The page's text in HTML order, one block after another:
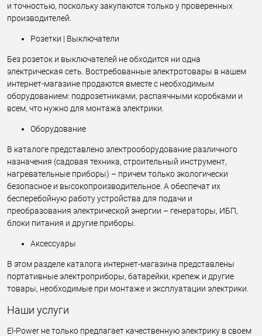
и точностью, поскольку закупаются только у проверенных
производителей.
Розетки | Выключатели
Без розеток и выключателей не обходится ни одна
электрическая сеть. Востребованные электротовары в нашем
интернет-магазине продаются вместе с необходимым
оборудованием: подрозетниками, распаячными коробками и
всем, что нужно для монтажа электрики.
Оборудование
В каталоге представлено электрооборудование различного
назначения (садовая техника, строительный инструмент,
нагревательные приборы) – причем только экологически
безопасное и высокопроизводительное. А обеспечат их
бесперебойную работу устройства для подачи и
преобразования электрической энергии – генераторы, ИБП,
блоки питания и другие приборы.
Аксессуары
В этом разделе каталога интернет-магазина представлены
портативные электроприборы, батарейки, крепеж и другие
товары, необходимые при монтаже и эксплуатации электрики.
Наши услуги
El-Power не только предлагает качественную электрику в своем